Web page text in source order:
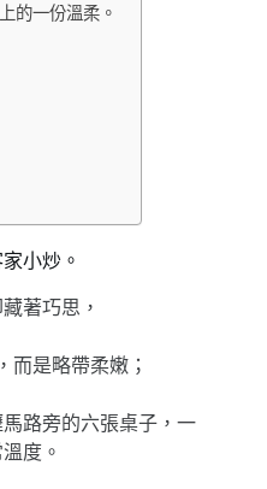
的一份溫柔。
小炒。
著巧思，
而是略帶柔嫩；